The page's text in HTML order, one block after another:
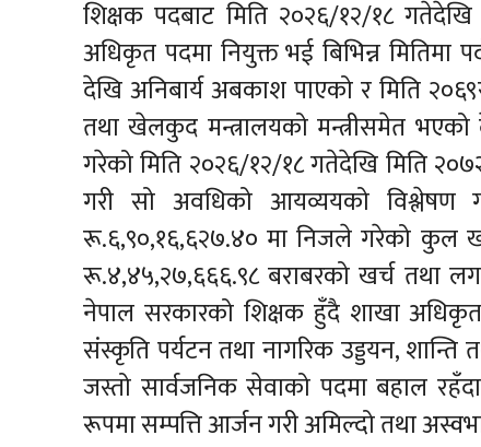
शिक्षक पदबाट मिति २०२६/१२/१८
अधिकृत पदमा नियुक्त भई बिभिन्न मितिमा
देखि अनिबार्य अबकाश पाएको र मिति
तथा खेलकुद मन्त्रालयको मन्त्रीसमेत भएको
गरेको मिति २०२६/१२/१८ गतेदेखि मिति
गरी सो अवधिको आयव्ययको
रू.६,९०,१६,६२७.४० मा निजले गरेको कुल
रू.४,४५,२७,६६६.९८ बराबरको खर्च तथा
नेपाल सरकारको शिक्षक हुँदै शाखा
संस्कृति पर्यटन तथा नागरिक उड्डयन, शान्ति
जस्तो सार्वजनिक सेवाको पदमा बहाल
रूपमा सम्पत्ति आर्जन गरी अमिल्दो तथा